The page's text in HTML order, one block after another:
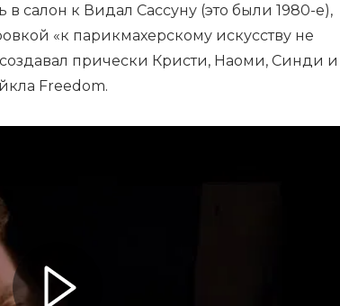
в салон к Видал Сассуну (это были 1980-е),
«к парикмахерскому искусству не
прически Кристи, Наоми, Синди и
Freedom.